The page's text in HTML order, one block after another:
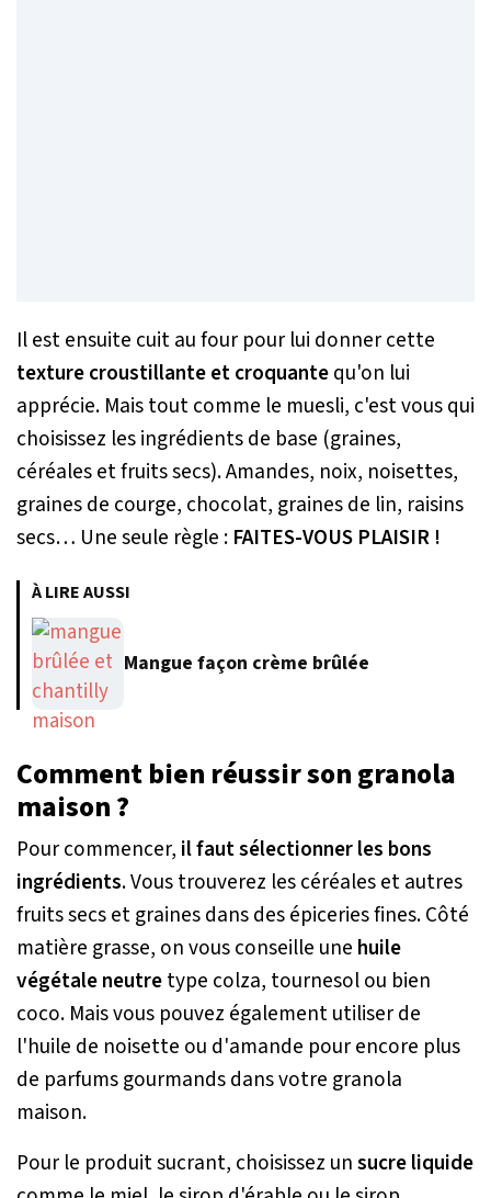
Il est ensuite cuit au four pour lui donner cette
texture croustillante et croquantequ'on lui
apprécie. Mais tout comme le muesli, c'est vous qui
choisissez les ingrédients de base (graines,
céréales et fruits secs). Amandes, noix, noisettes,
graines de courge, chocolat, graines de lin, raisins
secs… Une seule règle : FAITES-VOUS PLAISIR !
À LIRE AUSSI
Mangue façon crème brûlée
Comment bien réussir son granola
maison ?
Pour commencer, il faut sélectionner les bons
ingrédients. Vous trouverez les céréales et autres
fruits secs et graines dans des épiceries fines. Côté
matière grasse, on vous conseille une huile
végétale neutretype colza, tournesol ou bien
coco. Mais vous pouvez également utiliser de
l'huile de noisette ou d'amande pour encore plus
de parfums gourmands dans votre granola
maison.
Pour le produit sucrant, choisissez unsucre liquide